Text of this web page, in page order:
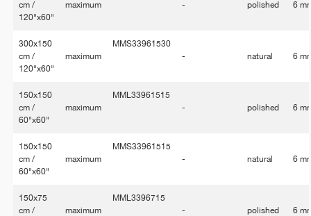
cm /
120"x60"
maximum
-
polished 6
300x150
cm /
120"x60"
maximum
MMS33961530
-
natural 6
150x150
cm /
60"x60"
maximum
MML33961515
-
polished 6
150x150
cm /
60"x60"
maximum
MMS33961515
-
natural 6
150x75
cm /
maximum
MML3396715
-
polished 6